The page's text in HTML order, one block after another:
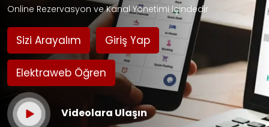
Online Rezervasyon ve Kanal Yönetimi İçindedir
Sizi Arayalım Giriş Yap
Elektraweb Öğren
Videolara Ulaşın